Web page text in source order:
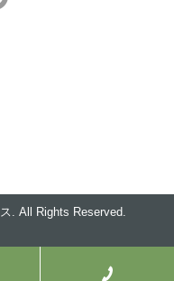
. All Rights Reserved.